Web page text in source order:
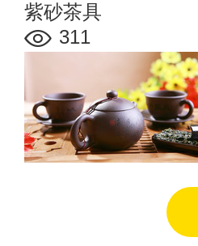
紫砂茶具
311